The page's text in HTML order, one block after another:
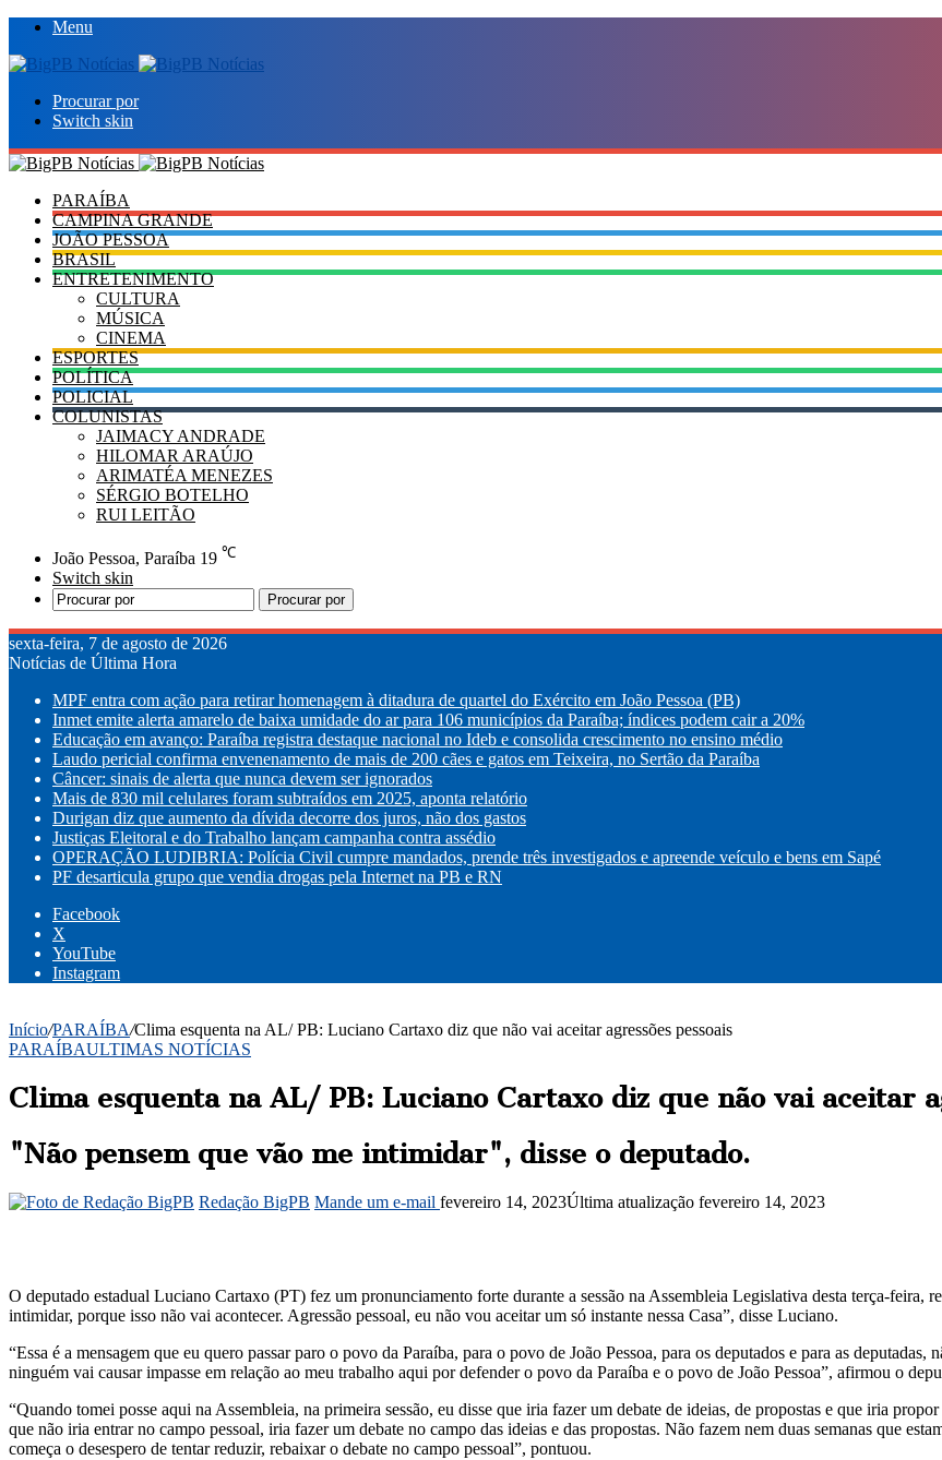
Menu
Procurar por
Switch skin
PARAÍBA
CAMPINA GRANDE
JOÃO PESSOA
BRASIL
ENTRETENIMENTO
CULTURA
MÚSICA
CINEMA
ESPORTES
POLÍTICA
POLICIAL
COLUNISTAS
JAIMACY ANDRADE
HILOMAR ARAÚJO
ARIMATÉA MENEZES
SÉRGIO BOTELHO
RUI LEITÃO
João Pessoa, Paraíba 19 ℃
Switch skin
Procurar por
sexta-feira, 7 de agosto de 2026
Notícias de Última Hora
MPF entra com ação para retirar homenagem à ditadura de quartel do Exército em João Pessoa (PB)
Inmet emite alerta amarelo de baixa umidade do ar para 106 municípios da Paraíba; índices podem cair a 20%
Educação em avanço: Paraíba registra destaque nacional no Ideb e consolida crescimento no ensino médio
Laudo pericial confirma envenenamento de mais de 200 cães e gatos em Teixeira, no Sertão da Paraíba
Câncer: sinais de alerta que nunca devem ser ignorados
Mais de 830 mil celulares foram subtraídos em 2025, aponta relatório
Durigan diz que aumento da dívida decorre dos juros, não dos gastos
Justiças Eleitoral e do Trabalho lançam campanha contra assédio
OPERAÇÃO LUDIBRIA: Polícia Civil cumpre mandados, prende três investigados e apreende veículo e bens em Sapé
PF desarticula grupo que vendia drogas pela Internet na PB e RN
Facebook
X
YouTube
Instagram
Início/PARAÍBA/Clima esquenta na AL/ PB: Luciano Cartaxo diz que não vai aceitar agressões pessoais
PARAÍBAULTIMAS NOTÍCIAS
Clima esquenta na AL/ PB: Luciano Cartaxo diz que não vai aceitar
"Não pensem que vão me intimidar", disse o deputado.
Redação BigPB Mande um e-mail fevereiro 14, 2023Última atualização fevereiro 14, 2023
O deputado estadual Luciano Cartaxo (PT) fez um pronunciamento forte durante a sessão na Assembleia Legislativa desta terça-feira,
intimidar, porque isso não vai acontecer. Agressão pessoal, eu não vou aceitar um só instante nessa Casa”, disse Luciano.
“Essa é a mensagem que eu quero passar paro o povo da Paraíba, para o povo de João Pessoa, para os deputados e para as
ninguém vai causar impasse em relação ao meu trabalho aqui por defender o povo da Paraíba e o povo de João Pessoa”, afirmou o
“Quando tomei posse aqui na Assembleia, na primeira sessão, eu disse que iria fazer um debate de ideias, de propostas e que iria
que não iria entrar no campo pessoal, iria fazer um debate no campo das ideias e das propostas. Não fazem nem duas semanas que
começa o desespero de tentar reduzir, rebaixar o debate no campo pessoal”, pontuou.